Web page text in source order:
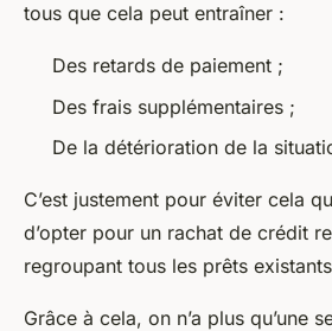
tous que cela peut entraîner :
Des retards de paiement ;
Des frais supplémentaires ;
De la détérioration de la
C’est justement pour éviter cela
d’opter pour un rachat de crédit
regroupant tous les prêts
Grâce à cela, on n’a plus qu’une